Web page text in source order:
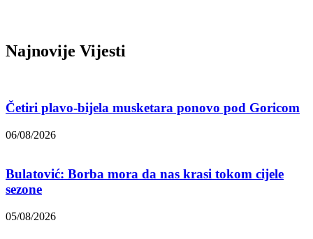
Najnovije Vijesti
Četiri plavo-bijela musketara ponovo pod Goricom
06/08/2026
Bulatović: Borba mora da nas krasi tokom cijele
sezone
05/08/2026